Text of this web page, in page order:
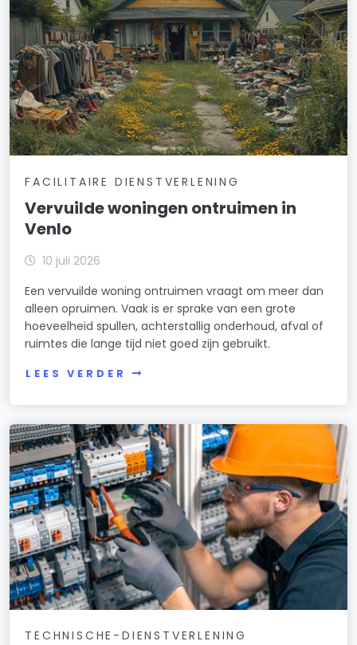
FACILITAIRE DIENSTVERLENING
Vervuilde woningen ontruimen in
Venlo
10 juli 2026
Een vervuilde woning ontruimen vraagt om meer dan
alleen opruimen. Vaak is er sprake van een grote
hoeveelheid spullen, achterstallig onderhoud, afval of
ruimtes die lange tijd niet goed zijn gebruikt.
LEES VERDER
TECHNISCHE-DIENSTVERLENING